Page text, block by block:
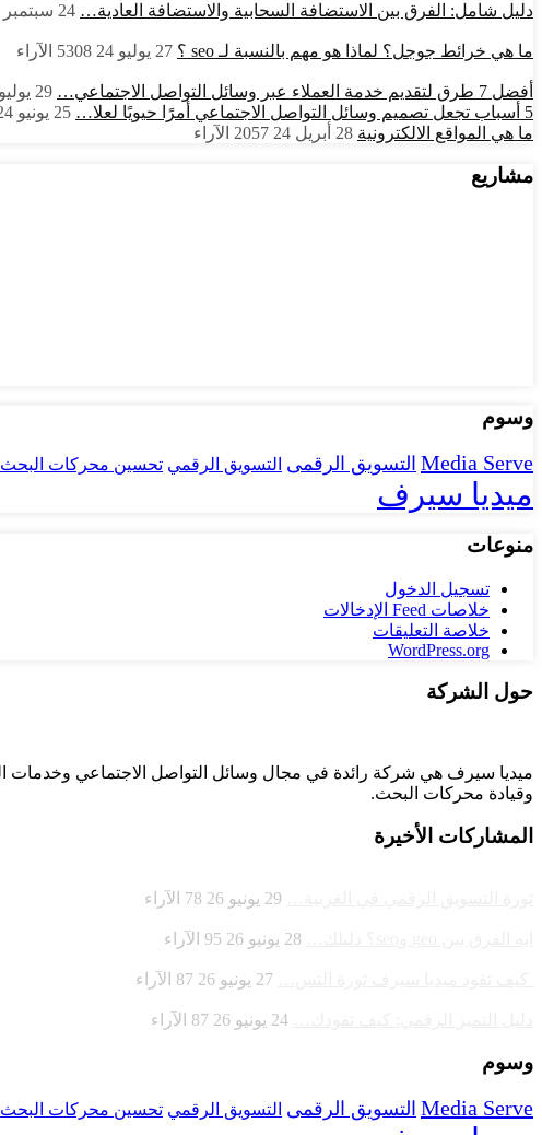
دليل شامل: الفرق بين الاستضافة السحابية والاستضافة العادية… 24 سبتمبر 24
ما هي خرائط جوجل؟ لماذا هو مهم بالنسبة لـ seo ؟ 27 يوليو 24 5308 الآراء
أفضل 7 طرق لتقديم خدمة العملاء عبر وسائل التواصل الاجتماعي… 29 يوليو 24
5 أسباب تجعل تصميم وسائل التواصل الاجتماعي أمرًا حيويًا لعلا…
25 يونيو 24
ما هي المواقع الالكترونية 28 أبريل 24 2057 الآراء
مشاريع
وسوم
Media Serve التسويق الرقمى التسويق الرقمي تحسين محركات البحث
ميديا سيرف
منوعات
تسجيل الدخول
خلاصات Feed الإدخالات
خلاصة التعليقات
WordPress.org
حول الشركة
وقيادة محركات البحث.
المشاركات الأخيرة
29 يونيو 26 78 الآراء
28 يونيو 26 95 الآراء
27 يونيو 26 87 الآراء
24 يونيو 26 87 الآراء
وسوم
Media Serve التسويق الرقمى التسويق الرقمي تحسين محركات البحث